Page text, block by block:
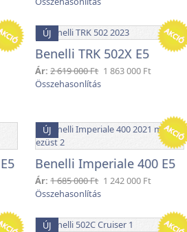
ÚJ
Benelli TRK 502X E5
Ár:2 619 000 Ft 1 863 000 Ft
ÚJ
Benelli Imperiale 400 E5
Ár:1 685 000 Ft 1 242 000 Ft
ÚJ